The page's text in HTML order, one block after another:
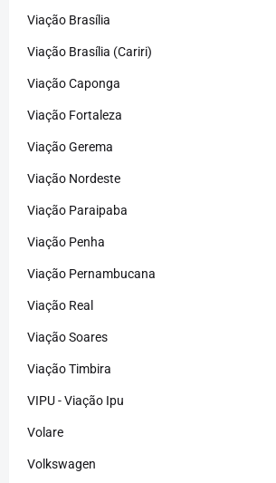
Viação Brasília
Viação Brasília (Cariri)
Viação Caponga
Viação Fortaleza
Viação Gerema
Viação Nordeste
Viação Paraipaba
Viação Penha
Viação Pernambucana
Viação Real
Viação Soares
Viação Timbira
VIPU - Viação Ipu
Volare
Volkswagen